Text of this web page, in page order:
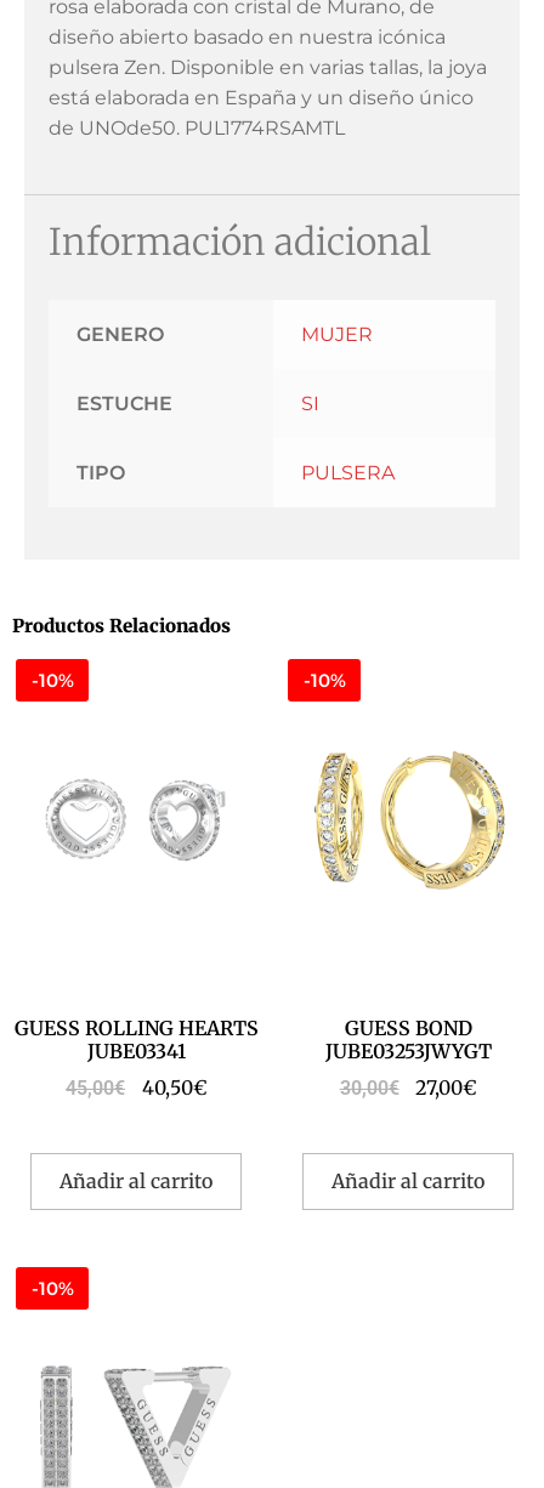
rosa elaborada con cristal de Murano, de
diseño abierto basado en nuestra icónica
pulsera Zen. Disponible en varias tallas, la joya
está elaborada en España y un diseño único
de UNOde50. PUL1774RSAMTL
Información adicional
GENERO MUJER
ESTUCHE SI
TIPO PULSERA
Productos Relacionados
-10%
GUESS ROLLING HEARTS
JUBE03341
45,00€ 40,50€
Añadir al carrito
-10%
GUESS BOND
JUBE03253JWYGT
30,00€ 27,00€
Añadir al carrito
-10%